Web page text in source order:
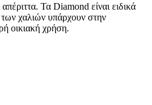
Τα Diamond είναι ειδικά
των χαλιών υπάρχουν στην
οικιακή χρήση.